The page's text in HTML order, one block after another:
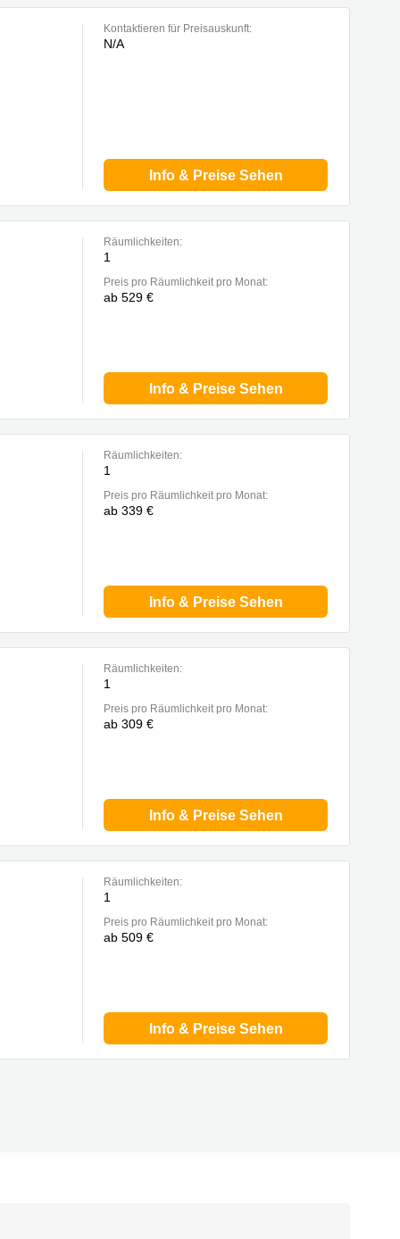
Kontaktieren für Preisauskunft:
N/A
Info & Preise Sehen
Räumlichkeiten:
1
Preis pro Räumlichkeit pro Monat:
ab 529 €
Info & Preise Sehen
Räumlichkeiten:
1
Preis pro Räumlichkeit pro Monat:
ab 339 €
Info & Preise Sehen
Räumlichkeiten:
1
Preis pro Räumlichkeit pro Monat:
ab 309 €
Info & Preise Sehen
Räumlichkeiten:
1
Preis pro Räumlichkeit pro Monat:
ab 509 €
Info & Preise Sehen